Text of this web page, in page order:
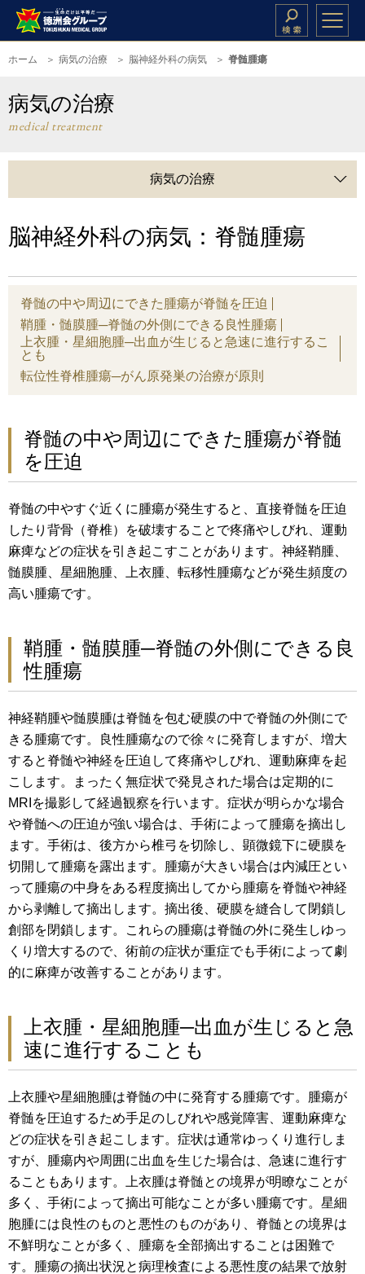
ホーム 病気の治療 脳神経外科の病気 脊髄腫瘍
病気の治療
medical treatment
病気の治療
脳神経外科の病気：脊髄腫瘍
脊髄の中や周辺にできた腫瘍が脊髄を圧迫
鞘腫・髄膜腫─脊髄の外側にできる良性腫瘍
上衣腫・星細胞腫─出血が生じると急速に進行するこ
とも
転位性脊椎腫瘍─がん原発巣の治療が原則
脊髄の中や周辺にできた腫瘍が脊髄
を圧迫
脊髄の中やすぐ近くに腫瘍が発生すると、直接脊髄を圧迫
したり背骨（脊椎）を破壊することで疼痛やしびれ、運動
麻痺などの症状を引き起こすことがあります。神経鞘腫、
髄膜腫、星細胞腫、上衣腫、転移性腫瘍などが発生頻度の
高い腫瘍です。
鞘腫・髄膜腫─脊髄の外側にできる良
性腫瘍
神経鞘腫や髄膜腫は脊髄を包む硬膜の中で脊髄の外側にで
きる腫瘍です。良性腫瘍なので徐々に発育しますが、増大
すると脊髄や神経を圧迫して疼痛やしびれ、運動麻痺を起
こします。まったく無症状で発見された場合は定期的に
MRIを撮影して経過観察を行います。症状が明らかな場合
や脊髄への圧迫が強い場合は、手術によって腫瘍を摘出し
ます。手術は、後方から椎弓を切除し、顕微鏡下に硬膜を
切開して腫瘍を露出ます。腫瘍が大きい場合は内減圧とい
って腫瘍の中身をある程度摘出してから腫瘍を脊髄や神経
から剥離して摘出します。摘出後、硬膜を縫合して閉鎖し
創部を閉鎖します。これらの腫瘍は脊髄の外に発生しゆっ
くり増大するので、術前の症状が重症でも手術によって劇
的に麻痺が改善することがあります。
上衣腫・星細胞腫─出血が生じると急
速に進行することも
上衣腫や星細胞腫は脊髄の中に発育する腫瘍です。腫瘍が
脊髄を圧迫するため手足のしびれや感覚障害、運動麻痺な
どの症状を引き起こします。症状は通常ゆっくり進行しま
すが、腫瘍内や周囲に出血を生じた場合は、急速に進行す
ることもあります。上衣腫は脊髄との境界が明瞭なことが
多く、手術によって摘出可能なことが多い腫瘍です。星細
胞腫には良性のものと悪性のものがあり、脊髄との境界は
不鮮明なことが多く、腫瘍を全部摘出することは困難で
す。腫瘍の摘出状況と病理検査による悪性度の結果で放射